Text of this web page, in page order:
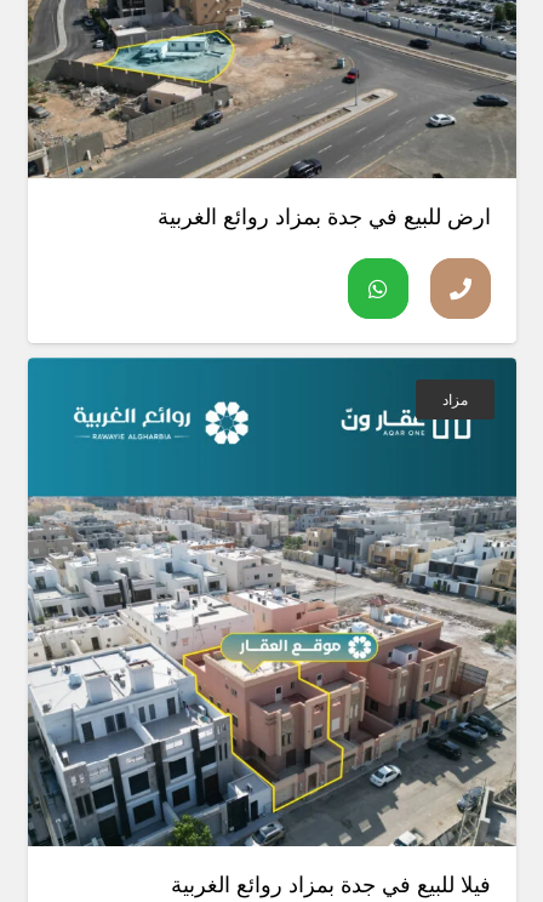
ارض للبيع في جدة بمزاد روائع الغربية
مزاد
فيلا للبيع في جدة بمزاد روائع الغربية